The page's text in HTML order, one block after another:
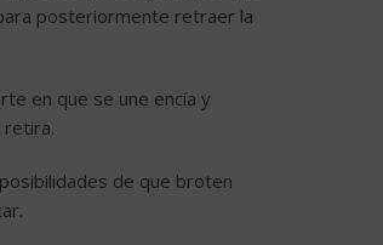
posteriormente retraer la
en que se une encía y
retira.
de que broten